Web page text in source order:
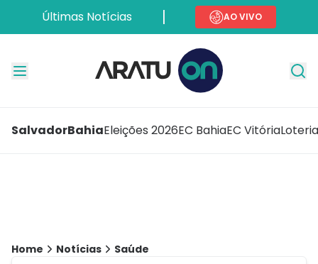
Últimas Notícias AO VIVO
SalvadorBahiaEleições 2026EC BahiaEC Vitória
Home Notícias Saúde